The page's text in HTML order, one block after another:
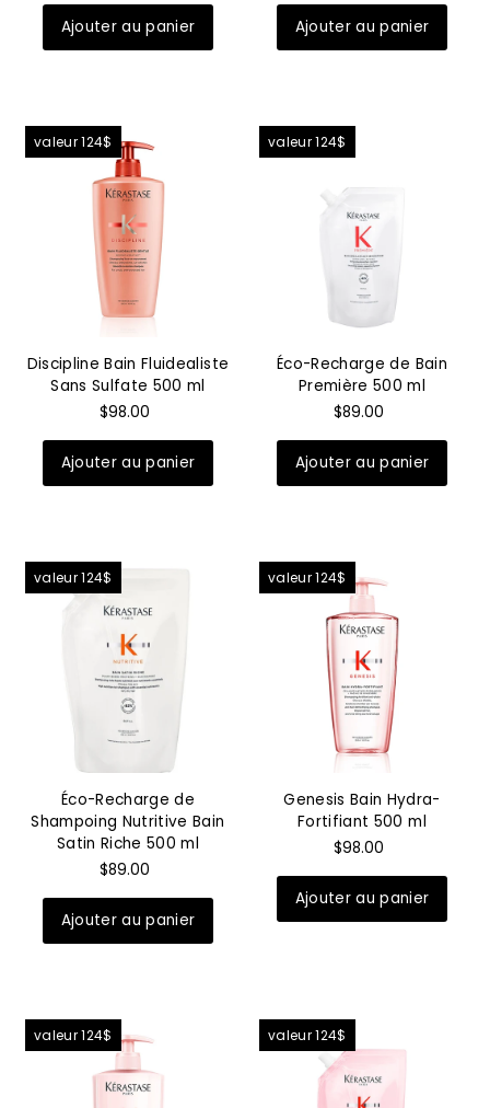
valeur 124$
Discipline Bain Fluidealiste
Sans Sulfate 500 ml
$98.00
valeur 124$
Éco-Recharge de Bain
Première 500 ml
$89.00
valeur 124$
Éco-Recharge de
Shampoing Nutritive Bain
Satin Riche 500 ml
$89.00
valeur 124$
Genesis Bain Hydra-
Fortifiant 500 ml
$98.00
valeur 124$ valeur 124$